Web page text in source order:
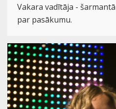
Vakara vadītāja -
par pasākumu.